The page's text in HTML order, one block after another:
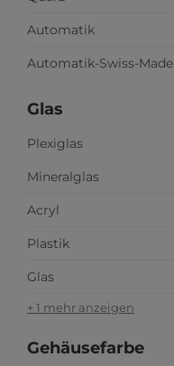
Automatik
Automatik-Swiss-Made
Glas
Plexiglas
Mineralglas
Acryl
Plastik
Glas
+ 1 mehr anzeigen
Gehäusefarbe